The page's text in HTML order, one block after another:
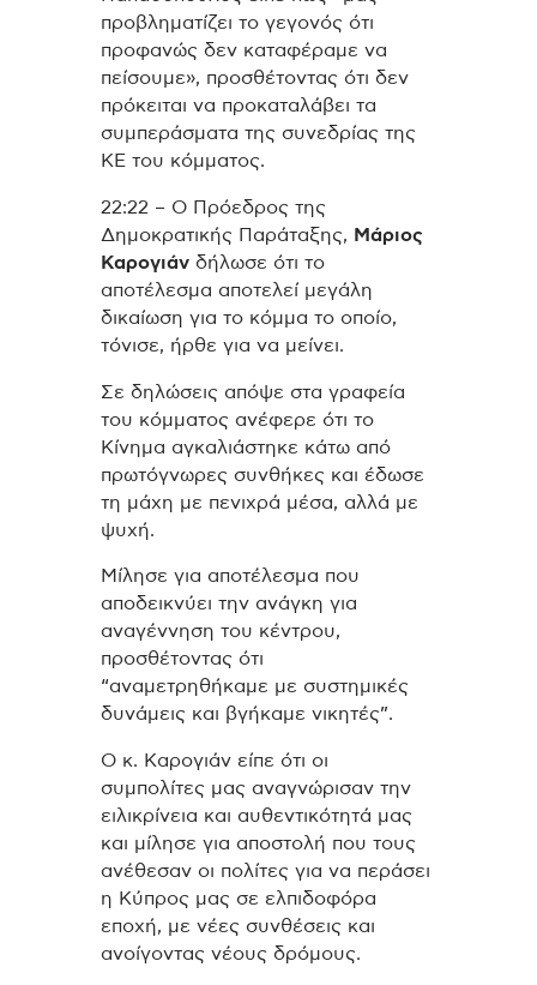
προβληματίζει το γεγονός ότι
προφανώς δεν καταφέραμε να
πείσουμε», προσθέτοντας ότι δεν
πρόκειται να προκαταλάβει τα
συμπεράσματα της συνεδρίας της
ΚΕ του κόμματος.
22:22 – O Πρόεδρος της
Δημοκρατικής Παράταξης, Μάριος
Καρογιάν δήλωσε ότι το
αποτέλεσμα αποτελεί μεγάλη
δικαίωση για το κόμμα το οποίο,
τόνισε, ήρθε για να μείνει.
Σε δηλώσεις απόψε στα γραφεία
του κόμματος ανέφερε ότι το
Κίνημα αγκαλιάστηκε κάτω από
πρωτόγνωρες συνθήκες και έδωσε
τη μάχη με πενιχρά μέσα, αλλά με
ψυχή.
Μίλησε για αποτέλεσμα που
αποδεικνύει την ανάγκη για
αναγέννηση του κέντρου,
προσθέτοντας ότι
“αναμετρηθήκαμε με συστημικές
δυνάμεις και βγήκαμε νικητές”.
Ο κ. Καρογιάν είπε ότι οι
συμπολίτες μας αναγνώρισαν την
ειλικρίνεια και αυθεντικότητά μας
και μίλησε για αποστολή που τους
ανέθεσαν οι πολίτες για να περάσει
η Κύπρος μας σε ελπιδοφόρα
εποχή, με νέες συνθέσεις και
ανοίγοντας νέους δρόμους.